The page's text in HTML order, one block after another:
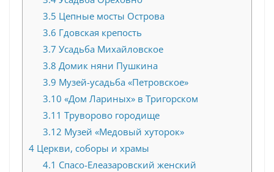
3.5 Цепные мосты Острова
3.6 Гдовская крепость
3.7 Усадьба Михайловское
3.8 Домик няни Пушкина
3.9 Музей-усадьба «Петровское»
3.10 «Дом Лариных» в Тригорском
3.11 Труворово городище
3.12 Музей «Медовый хуторок»
4 Церкви, соборы и храмы
4.1 Спасо-Елеазаровский женский